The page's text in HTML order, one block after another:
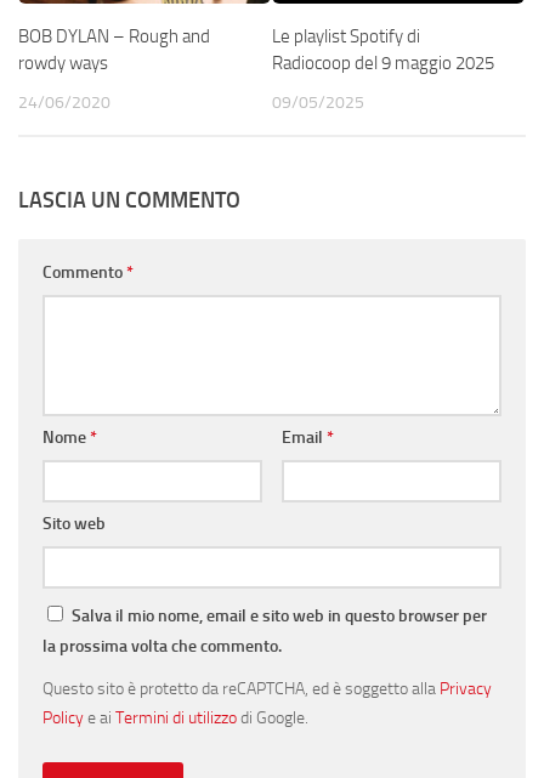
BOB DYLAN – Rough and
rowdy ways
24/06/2020
Le playlist Spotify di
Radiocoop del 9 maggio 2025
09/05/2025
LASCIA UN COMMENTO
Commento*
Nome* Email *
Sito web
Salva il mio nome, email e sito web in questo browser per
la prossima volta che commento.
Questo sito è protetto da reCAPTCHA, ed è soggetto alla Privacy
Policye ai Termini di utilizzodi Google.